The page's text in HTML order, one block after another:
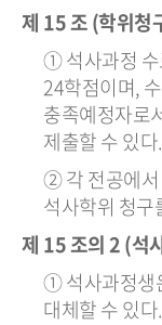
제 15 조 (학위청
① 석사과정 수
24학점이며,
충족예정자로
제출할 수 있다.
② 각 전공에서
석사학위 청구
제 15 조의 2 (석
① 석사과정생
대체할 수 있다.